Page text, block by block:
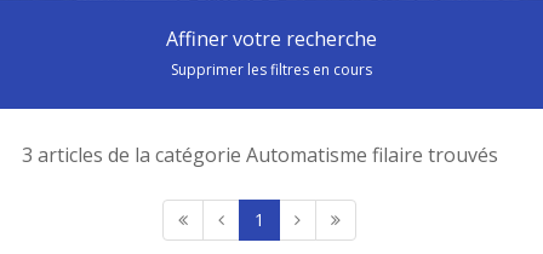
Affiner votre recherche
Supprimer les filtres en cours
3 articles de la catégorie Automatisme filaire trouvés
1